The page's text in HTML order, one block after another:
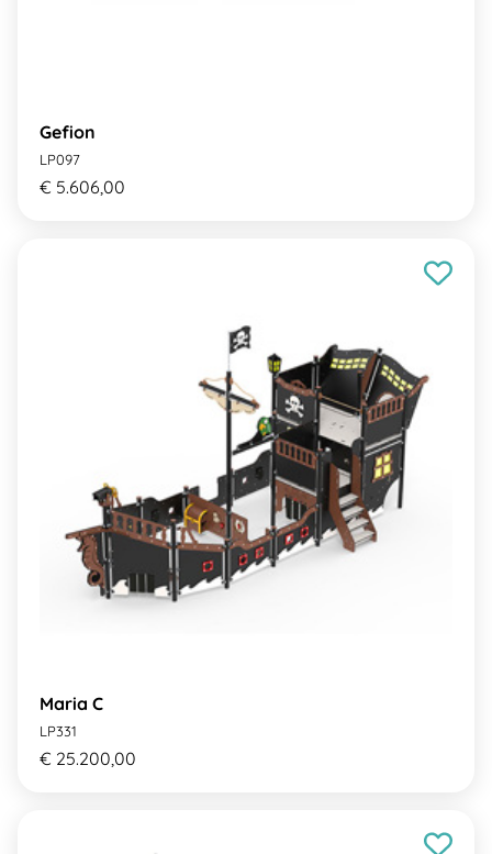
Gefion
LP097
€ 5.606,00
Maria C
LP331
€ 25.200,00